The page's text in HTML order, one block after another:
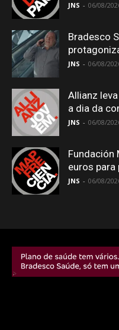
JNS - 06/08/
Bradesco
JNS - 06/08/
Allianz
a dia da
JNS - 06/08/
Fundación
euros para
JNS - 06/08/